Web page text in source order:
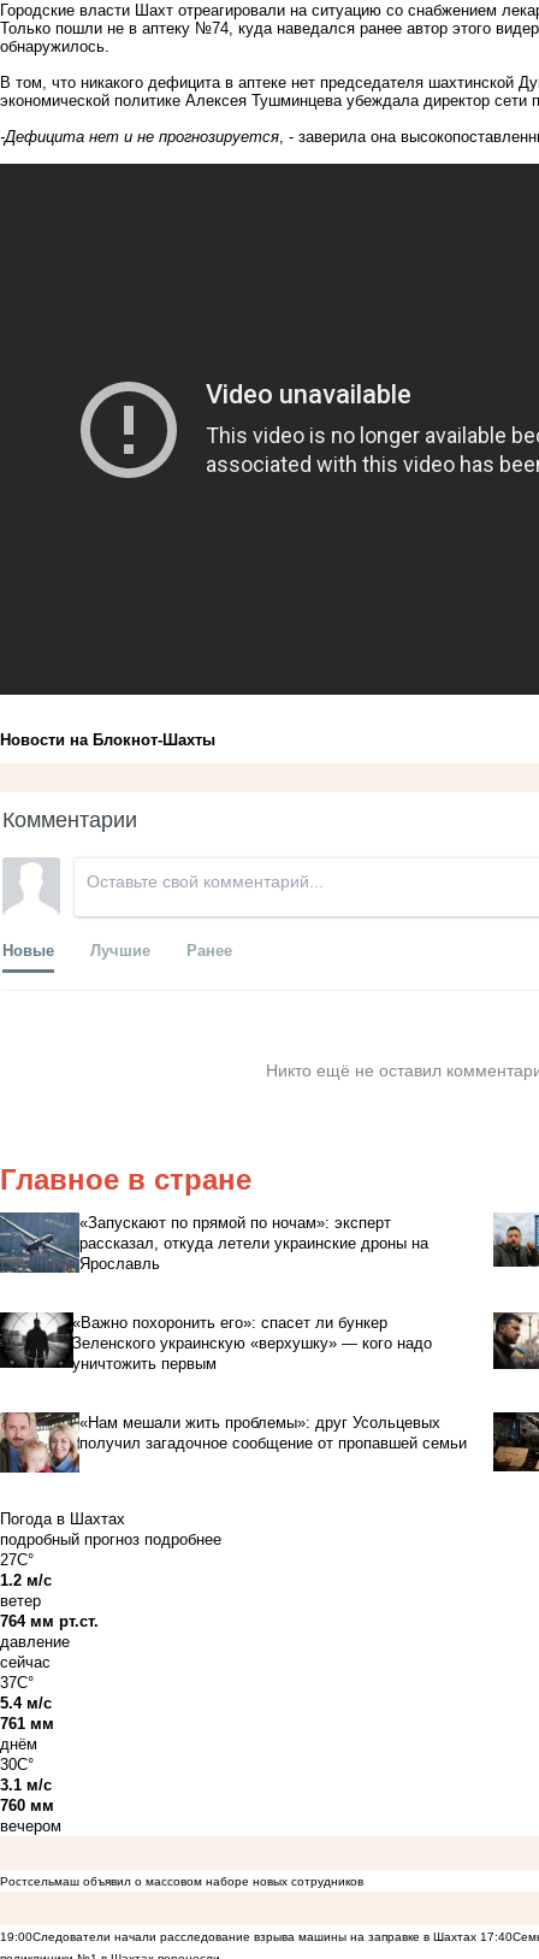
Городские власти Шахт отреагировали на ситуацию со снабжением
Только пошли не в аптеку №74, куда наведался ранее автор этого
обнаружилось.
В том, что никакого дефицита в аптеке нет председателя шахтинской
экономической политике Алексея Тушминцева убеждала директор
-Дефицита нет и не прогнозируется, - заверила она
Новости на Блoкнoт-Шахты
Комментарии
Новые Лучшие Ранее
Никто ещё не оставил
Главное в стране
«Запускают по прямой по ночам»: эксперт
рассказал, откуда летели украинские дроны на
Ярославль
«Важно похоронить его»: спасет ли бункер
Зеленского украинскую «верхушку» — кого надо
уничтожить первым
«Нам мешали жить проблемы»: друг Усольцевых
получил загадочное сообщение от пропавшей семьи
Погода в Шахтах
подробный прогноз подробнее
27C°
1.2 м/с
ветер
764 мм рт.ст.
давление
сейчас
37C°
5.4 м/с
761 мм
днём
30C°
3.1 м/с
760 мм
вечером
Ростсельмаш объявил о массовом наборе новых сотрудников
19:00Следователи начали расследование взрыва машины на заправке в Шахтах 17:40